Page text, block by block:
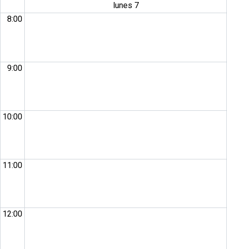
lunes 7
8:00
9:00
10:00
11:00
12:00